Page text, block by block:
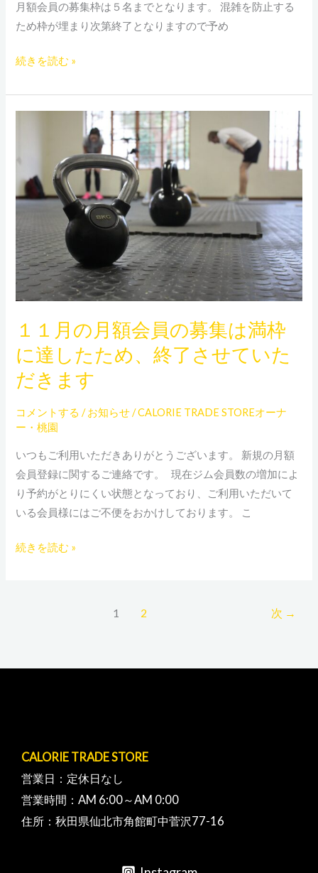
月額会員の募集枠は５名までとなります。 混雑を防止する
ため枠が埋まり次第終了となりますので予め
続きを読む »
１１月の月額会員の募集は満枠
に達したため、終了させていた
だきます
コメントする /お知らせ/CALORIE TRADE STOREオーナ
ー・桃園
いつもご利用いただきありがとうございます。 新規の月額
会員登録に関するご連絡です。 現在ジム会員数の増加によ
り予約がとりにくい状態となっており、ご利用いただいて
いる会員様にはご不便をおかけしております。 こ
の
月
会
員
の
募
は
満
に
達
し
め、
さ
続きを読む »
1 2 次 →
CALORIE TRADE STORE
営業日：定休日なし
営業時間：AM 6:00～AM 0:00
住所：秋田県仙北市角館町中菅沢77-16